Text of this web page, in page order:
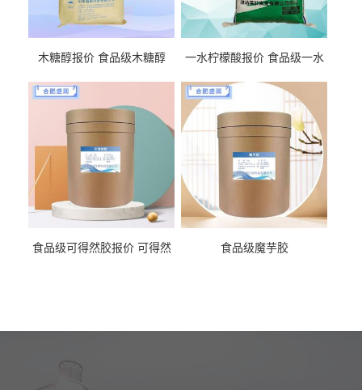
木糖醇报价 食品级木糖醇
一水柠檬酸报价 食品级一水
食品级可得然胶报价 可得然
食品级魔芋胶